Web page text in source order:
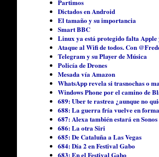
Partimos
Dictados en Android
El tamaño y su importancia
Smart BBC
Linux ya está protegido falta
Ataque al Wifi de todos. Con
Telegram y su Player de Música
Policía de Drones
Mesada vía Amazon
WhatsApp revela si trasnochas o
Windows Phone por el camino de
689: Uber te rastrea ¿aunque no
688: La guerra fría vuelve en
687: Alexa también estará en Sonos
686: La otra Siri
685: De Cataluña a Las Vegas
684: Día 2 en Festival Gabo
683: En el Festival Gabo